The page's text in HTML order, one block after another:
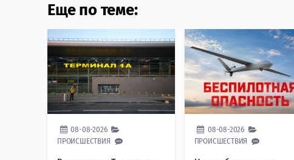
Еще по теме:
08-08-2026
ПРОИСШЕСТВИЯ
08-08-2026
ПРОИСШЕСТВИЯ